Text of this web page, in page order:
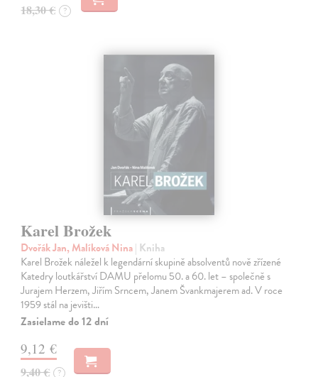
18,30 € ?
Karel Brožek
Dvořák Jan, Malíková Nina| Kniha
Karel Brožek náležel k legendární skupině absolventů nově zřízené
Katedry loutkářství DAMU přelomu 50. a 60. let – společně s
Jurajem Herzem, Jiřím Srncem, Janem Švankmajerem ad. V roce
1959 stál na jevišti…
Zasielame do 12 dní
9,12 €
9,40 € ?